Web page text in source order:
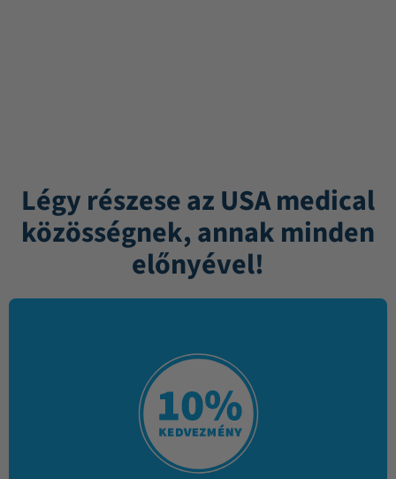
Légy részese az USA medical
közösségnek, annak minden
előnyével!